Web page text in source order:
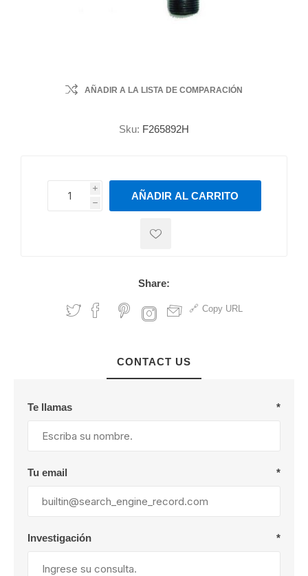
AÑADIR A LA LISTA DE COMPARACIÓN
Sku: F265892H
i
h
h
AÑADIR AL CARRITO
Share:
Copy URL
CONTACT US
Te llamas *
Tu email *
Investigación *